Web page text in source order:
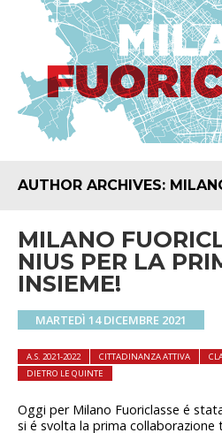
AUTHOR ARCHIVES:
MILANO
NIUS PER LA
INSIEME!
MARTEDÌ 14 DICEMBRE 2021
A.S. 2021-2022 CITTADINANZA ATTIVA
DIETRO LE QUINTE
Oggi per Milano Fuoriclasse é
si é svolta la prima collaborazione